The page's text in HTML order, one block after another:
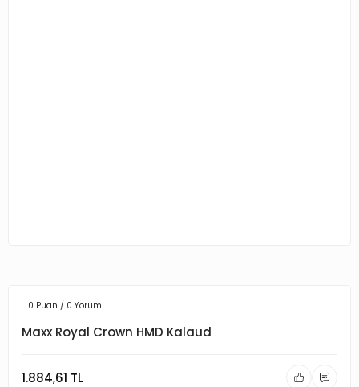
0 Puan / 0 Yorum
Maxx Royal Crown HMD Kalaud
1.884,61 TL